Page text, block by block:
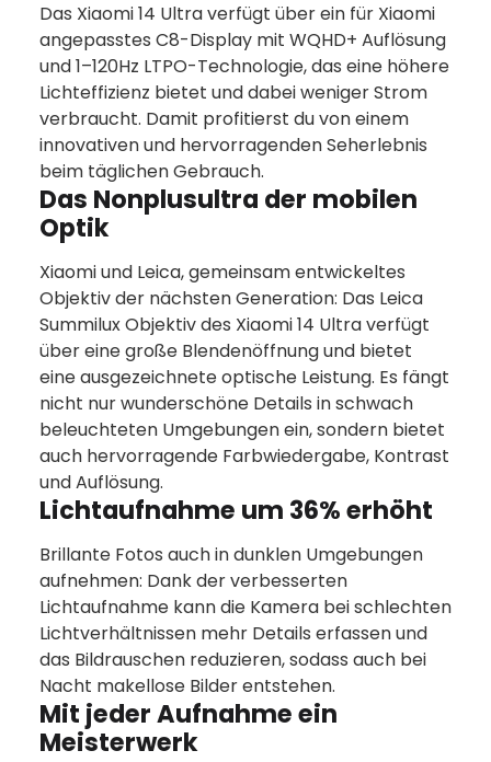
Das Xiaomi 14 Ultra verfügt über ein für Xiaomi
angepasstes C8-Display mit WQHD+ Auflösung
und 1–120Hz LTPO-Technologie, das eine höhere
Lichteffizienz bietet und dabei weniger Strom
verbraucht. Damit profitierst du von einem
innovativen und hervorragenden Seherlebnis
beim täglichen Gebrauch.
Das Nonplusultra der mobilen
Optik
Xiaomi und Leica, gemeinsam entwickeltes
Objektiv der nächsten Generation: Das Leica
Summilux Objektiv des Xiaomi 14 Ultra verfügt
über eine große Blendenöffnung und bietet
eine ausgezeichnete optische Leistung. Es fängt
nicht nur wunderschöne Details in schwach
beleuchteten Umgebungen ein, sondern bietet
auch hervorragende Farbwiedergabe, Kontrast
und Auflösung.
Lichtaufnahme um 36% erhöht
Brillante Fotos auch in dunklen Umgebungen
aufnehmen: Dank der verbesserten
Lichtaufnahme kann die Kamera bei schlechten
Lichtverhältnissen mehr Details erfassen und
das Bildrauschen reduzieren, sodass auch bei
Nacht makellose Bilder entstehen.
Mit jeder Aufnahme ein
Meisterwerk